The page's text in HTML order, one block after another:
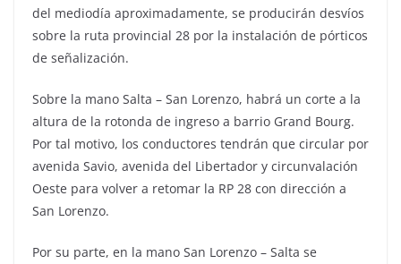
del mediodía aproximadamente, se producirán desvíos
sobre la ruta provincial 28 por la instalación de pórticos
de señalización.
Sobre la mano Salta – San Lorenzo, habrá un corte a la
altura de la rotonda de ingreso a barrio Grand Bourg.
Por tal motivo, los conductores tendrán que circular por
avenida Savio, avenida del Libertador y circunvalación
Oeste para volver a retomar la RP 28 con dirección a
San Lorenzo.
Por su parte, en la mano San Lorenzo – Salta se